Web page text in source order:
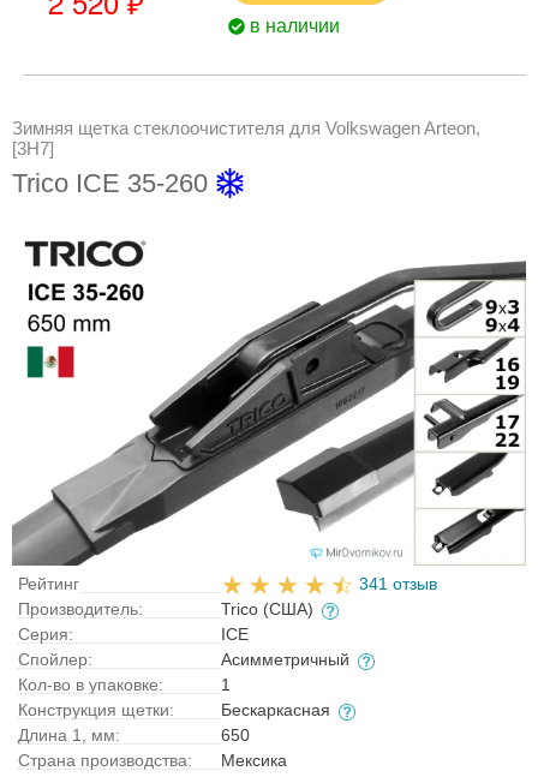
в наличии
Зимняя щетка стеклоочистителя для Volkswagen Arteon,
[3H7]
Trico ICE 35-260
Рейтинг
341 отзыв
Производитель:
Trico (США)
Серия:
ICE
Спойлер:
Асимметричный
Кол-во в упаковке:
1
Конструкция щетки:
Бескаркасная
Длина 1, мм:
650
Страна производства:
Мексика